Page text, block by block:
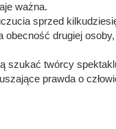
ważna.
sprzed
obecność drugiej
szukać twórcy
prawda o